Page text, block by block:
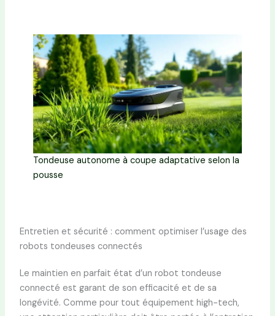
Tondeuse autonome à coupe adaptative selon la
pousse
Entretien et sécurité : comment optimiser l’usage des
robots tondeuses connectés
Le maintien en parfait état d’un robot tondeuse
connecté est garant de son efficacité et de sa
longévité. Comme pour tout équipement high-tech,